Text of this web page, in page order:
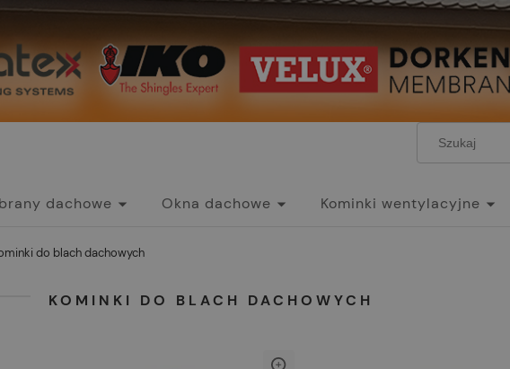
dachowe Okna dachowe Kominki wentylacyjne
do blach dachowych
KOMINKI DO BLACH DACHOWYCH